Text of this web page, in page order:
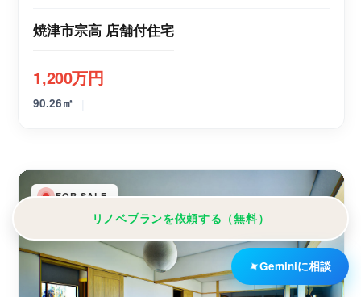
焼津市宗高 店舗付住宅
1,200万円
90.26㎡
FOR SALE
✦Geminiに相談
リノベプランを依頼する（無料）